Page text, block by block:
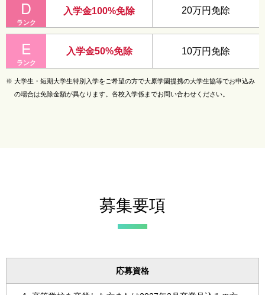
D
ランク
入学金100%免除 20万円免除
E
ランク
入学金50%免除 10万円免除
※ 大学生・短期大学生特別入学をご希望の方で大原学園提携の大学生協等でお申込み
の場合は免除金額が異なります。各校入学係までお問い合わせください。
募集要項
応募資格